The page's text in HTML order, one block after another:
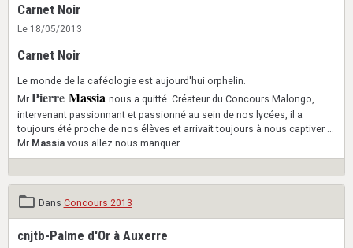
Carnet Noir
Le 18/05/2013
Carnet Noir
Le monde de la caféologie est aujourd'hui orphelin.
Mr Pierre Massia nous a quitté. Créateur du Concours Malongo,
intervenant passionnant et passionné au sein de nos lycées, il a
toujours été proche de nos élèves et arrivait toujours à nous captiver ...
Mr Massiavous allez nous manquer.
Dans Concours 2013
cnjtb-Palme d'Or à Auxerre